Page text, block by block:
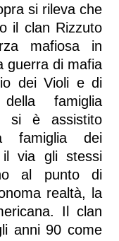
si rileva che
il clan Rizzuto
mafiosa in
guerra di mafia
dei Violi e di
famiglia
si è assistito
famiglia dei
il via gli stessi
al punto di
realtà, la
Il clan
anni 90 come